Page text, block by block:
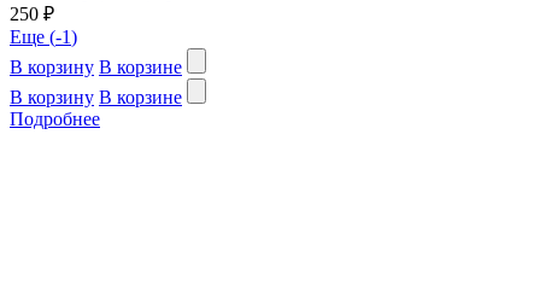
250 ₽
Еще (-1)
В корзину В корзине
В корзину В корзине
Подробнее